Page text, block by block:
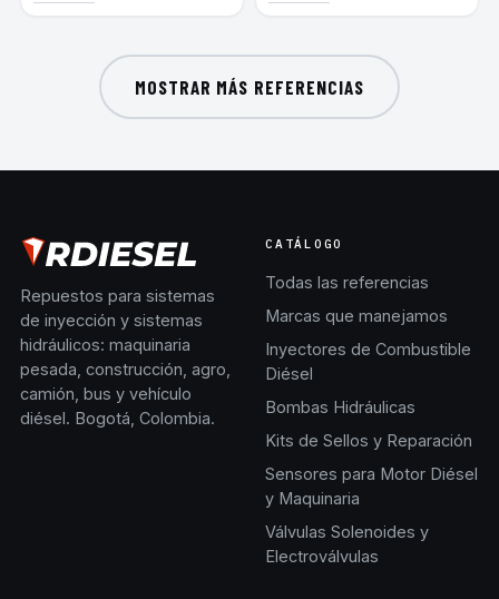
MOSTRAR MÁS REFERENCIAS
Repuestos para sistemas
de inyección y sistemas
hidráulicos: maquinaria
pesada, construcción, agro,
camión, bus y vehículo
diésel. Bogotá, Colombia.
CATÁLOGO
Todas las referencias
Marcas que manejamos
Inyectores de Combustible
Diésel
Bombas Hidráulicas
Kits de Sellos y Reparación
Sensores para Motor Diésel
y Maquinaria
Válvulas Solenoides y
Electroválvulas